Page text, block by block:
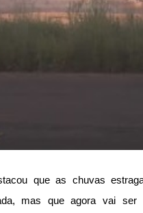
que as chuvas
mas que agora vai ser